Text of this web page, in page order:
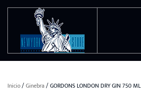
Ir al contenido principal
Inicio/Ginebra / GORDONS LONDON DRY GIN 750 ML